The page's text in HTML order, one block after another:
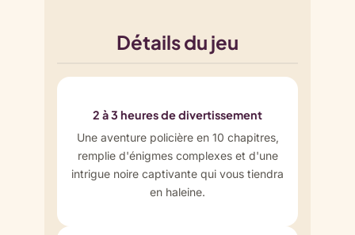
Détails du jeu
2 à 3 heures de divertissement
Une aventure policière en 10 chapitres,
remplie d'énigmes complexes et d'une
intrigue noire captivante qui vous tiendra
en haleine.